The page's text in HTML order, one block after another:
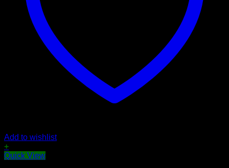
Add to wishlist
+
Quick View